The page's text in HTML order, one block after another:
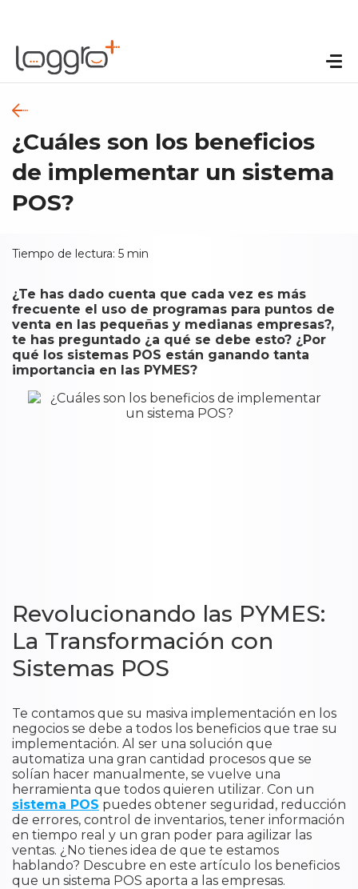
¿Cuáles son los beneficios
de implementar un sistema
POS?
Tiempo de lectura: 5 min
¿Te has dado cuenta que cada vez es más
frecuente el uso de programas para puntos de
venta en las pequeñas y medianas empresas?,
te has preguntado ¿a qué se debe esto? ¿Por
qué los sistemas POS están ganando tanta
importancia en las PYMES?
Revolucionando las PYMES:
La Transformación con
Sistemas POS
Te contamos que su masiva implementación en los
negocios se debe a todos los beneficios que trae su
implementación. Al ser una solución que
automatiza una gran cantidad procesos que se
solían hacer manualmente, se vuelve una
herramienta que todos quieren utilizar. Con un
sistema POS puedes obtener seguridad, reducción
de errores, control de inventarios, tener información
en tiempo real y un gran poder para agilizar las
ventas. ¿No tienes idea de que te estamos
hablando? Descubre en este artículo los beneficios
que un sistema POS aporta a las empresas.